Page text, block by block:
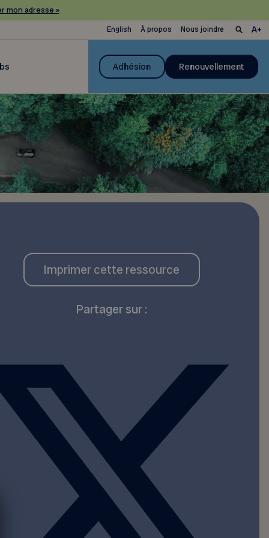
mon adresse »
English À propos Nous joindre
Adhésion Renouvellement
Imprimer cette ressource
Partager sur :